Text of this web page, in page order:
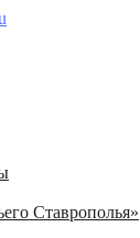
Ставрополья»